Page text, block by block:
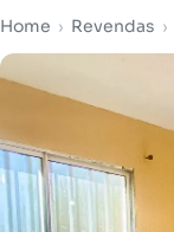
Home › Revendas ›